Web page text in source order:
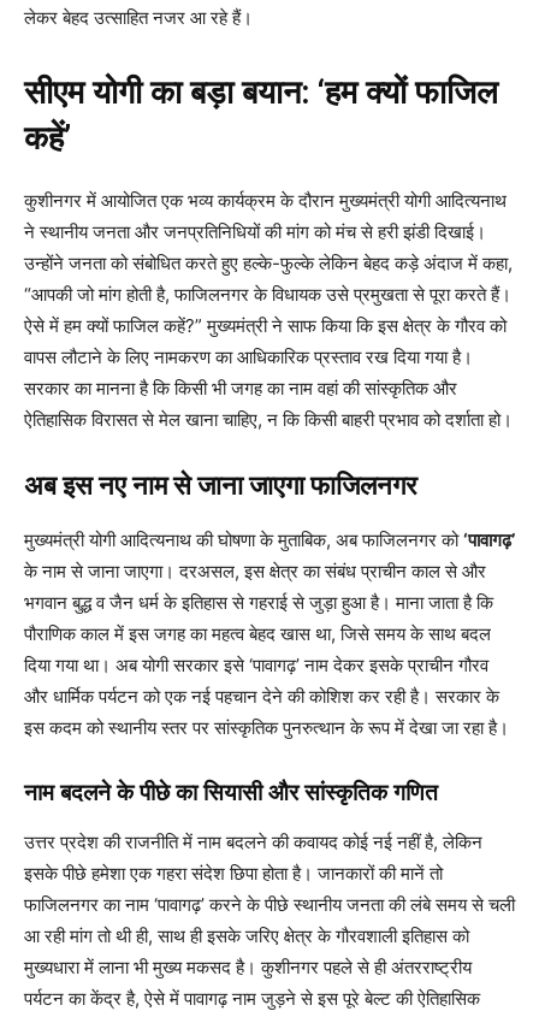
लेकर बेहद उत्साहित नजर आ रहे हैं।
सीएम योगी का बड़ा बयान: ‘हम क्यों फाजिल
कहें’
कुशीनगर में आयोजित एक भव्य कार्यक्रम के दौरान मुख्यमंत्री योगी आदित्यनाथ
ने स्थानीय जनता और जनप्रतिनिधियों की मांग को मंच से हरी झंडी दिखाई।
उन्होंने जनता को संबोधित करते हुए हल्के-फुल्के लेकिन बेहद कड़े अंदाज में कहा,
“आपकी जो मांग होती है, फाजिलनगर के विधायक उसे प्रमुखता से पूरा करते हैं।
ऐसे में हम क्यों फाजिल कहें?” मुख्यमंत्री ने साफ किया कि इस क्षेत्र के गौरव को
वापस लौटाने के लिए नामकरण का आधिकारिक प्रस्ताव रख दिया गया है।
सरकार का मानना है कि किसी भी जगह का नाम वहां की सांस्कृतिक और
ऐतिहासिक विरासत से मेल खाना चाहिए, न कि किसी बाहरी प्रभाव को दर्शाता हो।
अब इस नए नाम से जाना जाएगा फाजिलनगर
मुख्यमंत्री योगी आदित्यनाथ की घोषणा के मुताबिक, अब फाजिलनगर को‘पावागढ़’
के नाम से जाना जाएगा। दरअसल, इस क्षेत्र का संबंध प्राचीन काल से और
भगवान बुद्ध व जैन धर्म के इतिहास से गहराई से जुड़ा हुआ है। माना जाता है कि
पौराणिक काल में इस जगह का महत्व बेहद खास था, जिसे समय के साथ बदल
दिया गया था। अब योगी सरकार इसे ‘पावागढ़’ नाम देकर इसके प्राचीन गौरव
और धार्मिक पर्यटन को एक नई पहचान देने की कोशिश कर रही है। सरकार के
इस कदम को स्थानीय स्तर पर सांस्कृतिक पुनरुत्थान के रूप में देखा जा रहा है।
नाम बदलने के पीछे का सियासी और सांस्कृतिक गणित
उत्तर प्रदेश की राजनीति में नाम बदलने की कवायद कोई नई नहीं है, लेकिन
इसके पीछे हमेशा एक गहरा संदेश छिपा होता है। जानकारों की मानें तो
फाजिलनगर का नाम ‘पावागढ़’ करने के पीछे स्थानीय जनता की लंबे समय से चली
आ रही मांग तो थी ही, साथ ही इसके जरिए क्षेत्र के गौरवशाली इतिहास को
मुख्यधारा में लाना भी मुख्य मकसद है। कुशीनगर पहले से ही अंतरराष्ट्रीय
पर्यटन का केंद्र है, ऐसे में पावागढ़ नाम जुड़ने से इस पूरे बेल्ट की ऐतिहासिक